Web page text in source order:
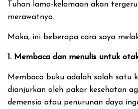
Tuhan lama-kelamaan akan
merawatnya.
Maka, ini beberapa cara saya
1. Membaca dan menulis untuk
Membaca buku adalah salah satu
dianjurkan oleh pakar kesehatan
demensia atau penurunan daya